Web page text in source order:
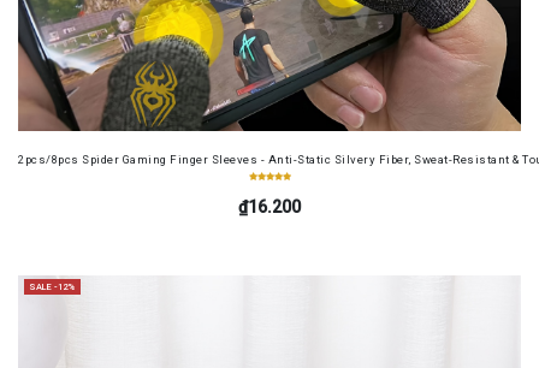
2pcs/8pcs Spider Gaming Finger Sleeves - Anti-Static Silvery Fiber, Sweat-Resistant &
₫16.200
SALE -12%